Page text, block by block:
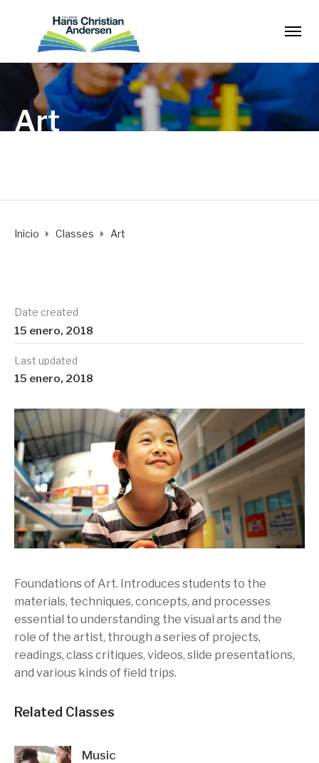
Art
Inicio Classes Art
Date created
15 enero, 2018
Last updated
15 enero, 2018
Foundations of Art. Introduces students to the
materials, techniques, concepts, and processes
essential to understanding the visual arts and the
role of the artist, through a series of projects,
readings, class critiques, videos, slide presentations,
and various kinds of field trips.
Related Classes
Music